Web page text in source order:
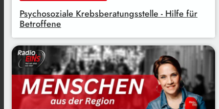
Psychosoziale Krebsberatungsstelle - Hilfe für
Betroffene